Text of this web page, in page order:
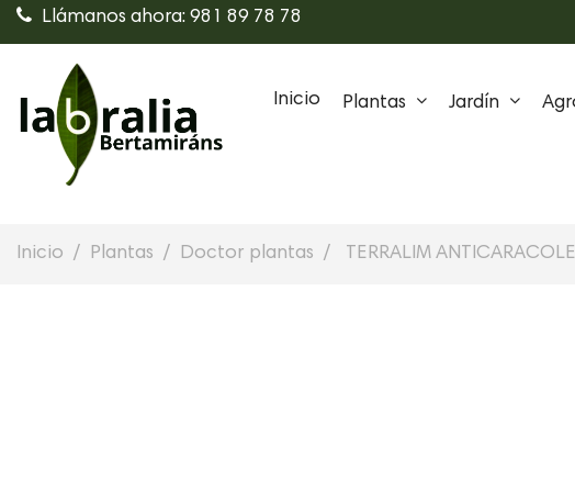
Llámanos ahora: 981 89 78 78
Inicio Plantas Jardín
Inicio Plantas Doctor plantas TERRALIM